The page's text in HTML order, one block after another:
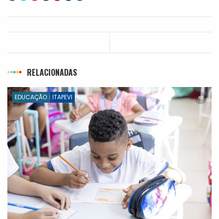
RELACIONADAS
EDUCAÇÃO ITAPEVI